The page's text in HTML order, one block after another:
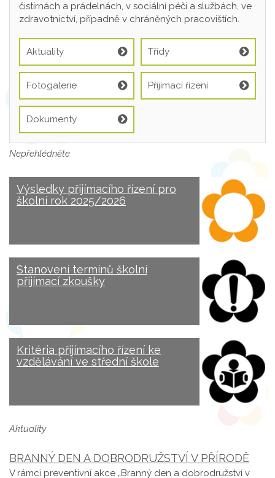
čistírnách a prádelnách, v sociální péči a službách, ve
zdravotnictví, případně v chráněných pracovištích.
Aktuality Třídy
Fotogalerie Přijímací řízení
Dokumenty
Nepřehlédněte
Výsledky přijímacího řízení pro
školní rok 2025/2026
Stanovení termínů školní
přijímací zkoušky
Kritéria přijímacího řízení ke
vzdělávání ve střední škole
Aktuality
BRANNÝ DEN A DOBRODRUŽSTVÍ V PŘÍRODĚ
V rámci preventivní akce „Branný den a dobrodružství v